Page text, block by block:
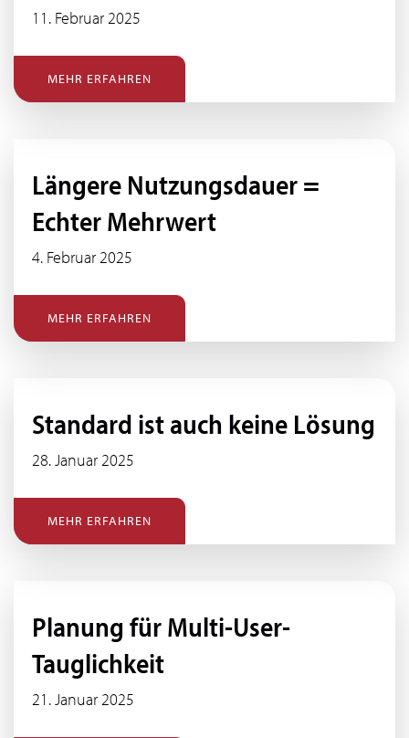
11. Februar 2025
MEHR ERFAHREN
Längere Nutzungsdauer =
Echter Mehrwert
4. Februar 2025
MEHR ERFAHREN
Standard ist auch keine Lösung
28. Januar 2025
MEHR ERFAHREN
Planung für Multi-User-
Tauglichkeit
21. Januar 2025